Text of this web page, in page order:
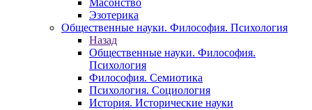
Масонство
Эзотерика
Общественные науки. Философия. Психология
Назад
Общественные науки. Философия.
Психология
Философия. Семиотика
Психология. Социология
История. Исторические науки